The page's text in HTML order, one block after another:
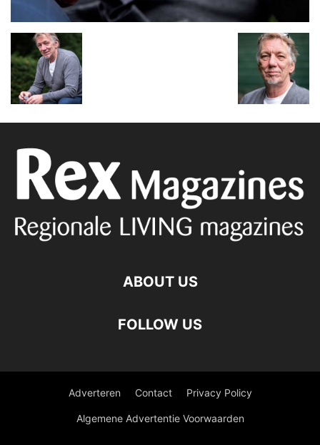
ABOUT US
FOLLOW US
Adverteren Contact Privacy Policy
Algemene Advertentie Voorwaarden